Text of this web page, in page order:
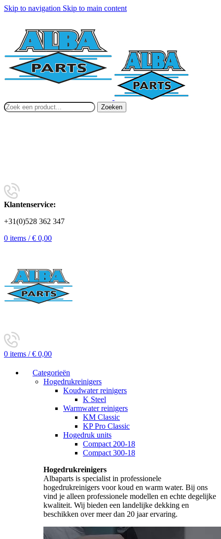
Skip to navigation Skip to main content
Zoeken
Klantenservice:
+31(0)528 362 347
0 items / € 0,00
0 items / € 0,00
Categorieën
Hogedrukreinigers
Koudwater reinigers
K Steel
Warmwater reinigers
KM Classic
KP Pro Classic
Hogedruk units
Compact 200-18
Compact 300-18
Hogedrukreinigers
Albaparts is specialist in professionele
hogedrukreinigers voor koud en warm water. Bij ons
vind je alleen professionele modellen en echte degelijke
kwaliteit. Wij bieden een landelijke dekking en
beschikken over meer dan 20 jaar ervaring.